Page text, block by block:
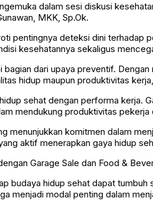
dalam sesi diskusi
MKK, Sp.Ok.
pentingnya deteksi dini
kesehatannya sekaligus
dari upaya preventif.
hidup maupun produktivitas
sehat dengan performa
mendukung produktivitas
menunjukkan komitmen dalam
aktif menerapkan gaya hidup
Garage Sale dan Food &
budaya hidup sehat dapat
menjadi modal penting dalam